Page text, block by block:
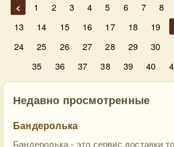
< 1 2 3 4 5 6 7 8
13
14 15 16 17 18 19
24
25 26 27 28 29 30
35
36 37 38 39 40
Недавно просмотренные
Бандеролька
Бандеролька - это сервис доставки